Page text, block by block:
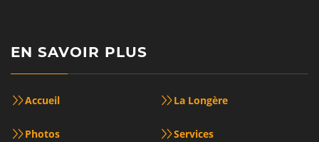
EN SAVOIR PLUS
Accueil La Longère
Photos Services